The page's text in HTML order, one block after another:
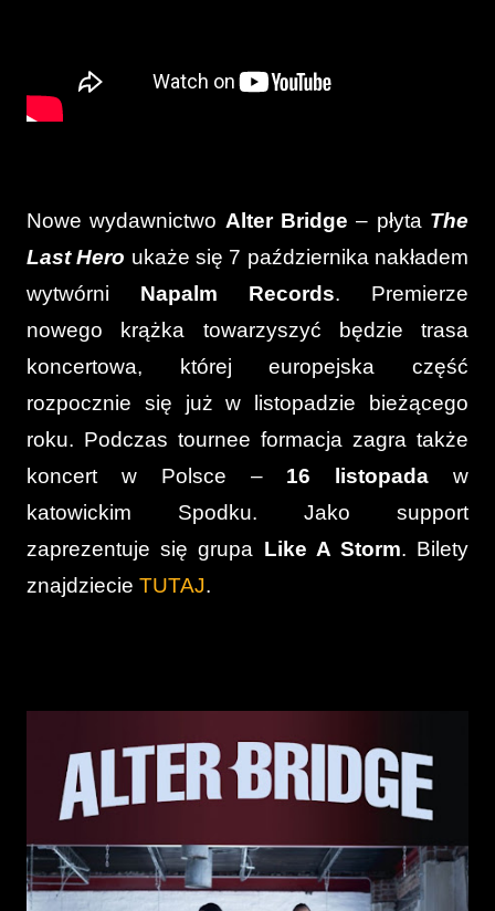
Nowe wydawnictwo Alter Bridge – płyta The
Last Hero ukaże się 7 października nakładem
wytwórni Napalm Records. Premierze
nowego krążka towarzyszyć będzie trasa
koncertowa, której europejska część
rozpocznie się już w listopadzie bieżącego
roku. Podczas tournee formacja zagra także
koncert w Polsce – 16 listopada w
katowickim Spodku. Jako support
zaprezentuje się grupa Like A Storm. Bilety
znajdziecie TUTAJ.